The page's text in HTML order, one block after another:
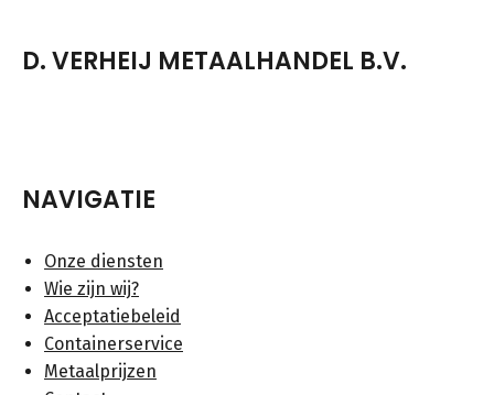
D. VERHEIJ METAALHANDEL B.V.
NAVIGATIE
Onze diensten
Wie zijn wij?
Acceptatiebeleid
Containerservice
Metaalprijzen